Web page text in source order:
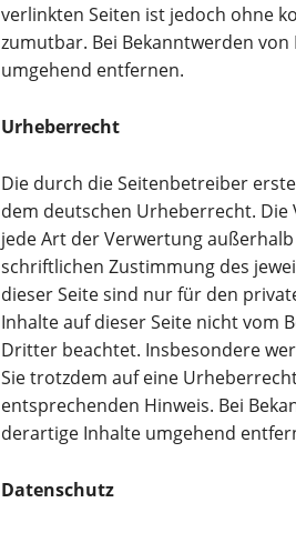
verlinkten Seiten ist jedoch ohne
zumutbar. Bei Bekanntwerden
umgehend entfernen.
Urheberrecht
Die durch die Seitenbetreiber
dem deutschen Urheberrecht.
jede Art der Verwertung
schriftlichen Zustimmung des
dieser Seite sind nur für den
Inhalte auf dieser Seite nicht vom
Dritter beachtet. Insbesondere
Sie trotzdem auf eine
entsprechenden Hinweis. Bei
derartige Inhalte umgehend
Datenschutz